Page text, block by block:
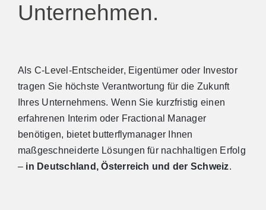
Unternehmen.
Als C-Level-Entscheider, Eigentümer oder Investor
tragen Sie höchste Verantwortung für die Zukunft
Ihres Unternehmens. Wenn Sie kurzfristig einen
erfahrenen Interim oder Fractional Manager
benötigen, bietet butterflymanager Ihnen
maßgeschneiderte Lösungen für nachhaltigen Erfolg
– in Deutschland, Österreich und der Schweiz.